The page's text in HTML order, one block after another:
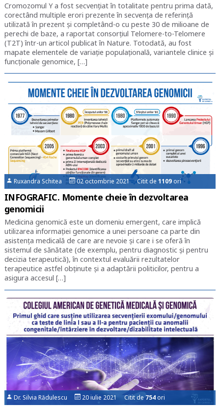
Cromozomul Y a fost secvențiat în totalitate pentru prima dată,
corectând multiple erori prezente în secvenţa de referinţă
utilizată în prezent şi completând-o cu peste 30 de milioane de
perechi de baze, a raportat consorţiul Telomere-to-Telomere
(T2T) într-un articol publicat în Nature. Totodată, au fost
mapate elementele de variaţie populaţională, variantele clinice şi
funcţionale genomice, […]
Ruxandra Schitea 02 octombrie 2021 Citit de1109 ori
INFOGRAFIC. Momente cheie în dezvoltarea
genomicii
Medicina genomică este un domeniu emergent, care implică
utilizarea informației genomice a unei persoane ca parte din
asistența medicală de care are nevoie și care i se oferă în
sistemul de sănătate (de exemplu, pentru diagnostic și pentru
decizia terapeutică), în contextul evaluării rezultatelor
terapeutice astfel obținute și a adaptării politicilor, pentru a
asigura accesul […]
Dr. Silvia Rădulescu 20 iulie 2021 Citit de754ori